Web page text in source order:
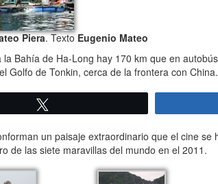
Piera. Texto Eugenio Mateo
la Bahía de Ha-Long hay 170 km que en
Golfo de Tonkin, cerca de la frontera con China.
un paisaje extraordinario que el cine
de las siete maravillas del mundo en el 2011.